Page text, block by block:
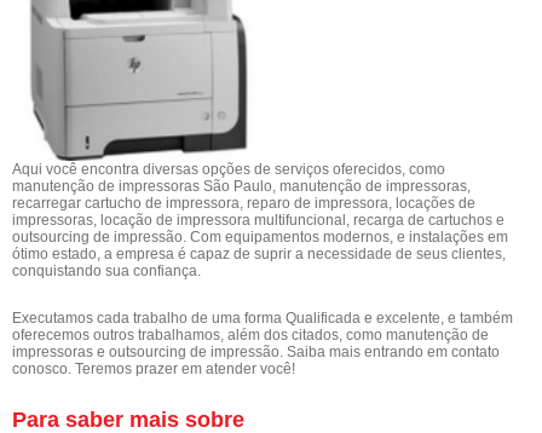
Aqui você encontra diversas opções de serviços oferecidos, como
manutenção de impressoras São Paulo, manutenção de impressoras,
recarregar cartucho de impressora, reparo de impressora, locações de
impressoras, locação de impressora multifuncional, recarga de cartuchos e
outsourcing de impressão. Com equipamentos modernos, e instalações em
ótimo estado, a empresa é capaz de suprir a necessidade de seus clientes,
conquistando sua confiança.
Executamos cada trabalho de uma forma Qualificada e excelente, e também
oferecemos outros trabalhamos, além dos citados, como manutenção de
impressoras e outsourcing de impressão. Saiba mais entrando em contato
conosco. Teremos prazer em atender você!
Para saber mais sobre